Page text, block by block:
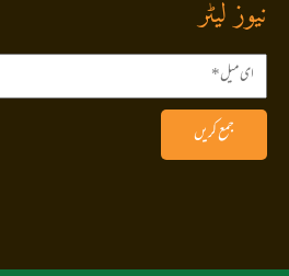
نیوز لیٹر
جمع کریں